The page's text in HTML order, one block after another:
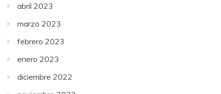
abril 2023
marzo 2023
febrero 2023
enero 2023
diciembre 2022